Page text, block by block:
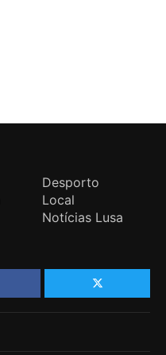
Desporto
Local
Notícias Lusa